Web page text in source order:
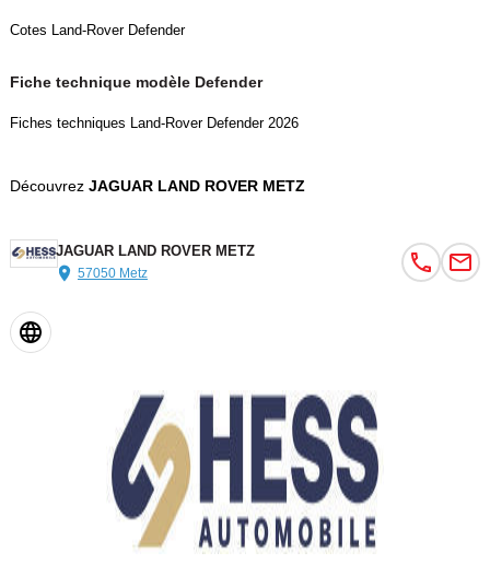
Cotes Land-Rover Defender
Fiche technique modèle Defender
Fiches techniques Land-Rover Defender 2026
Découvrez JAGUAR LAND ROVER METZ
JAGUAR LAND ROVER METZ
57050 Metz